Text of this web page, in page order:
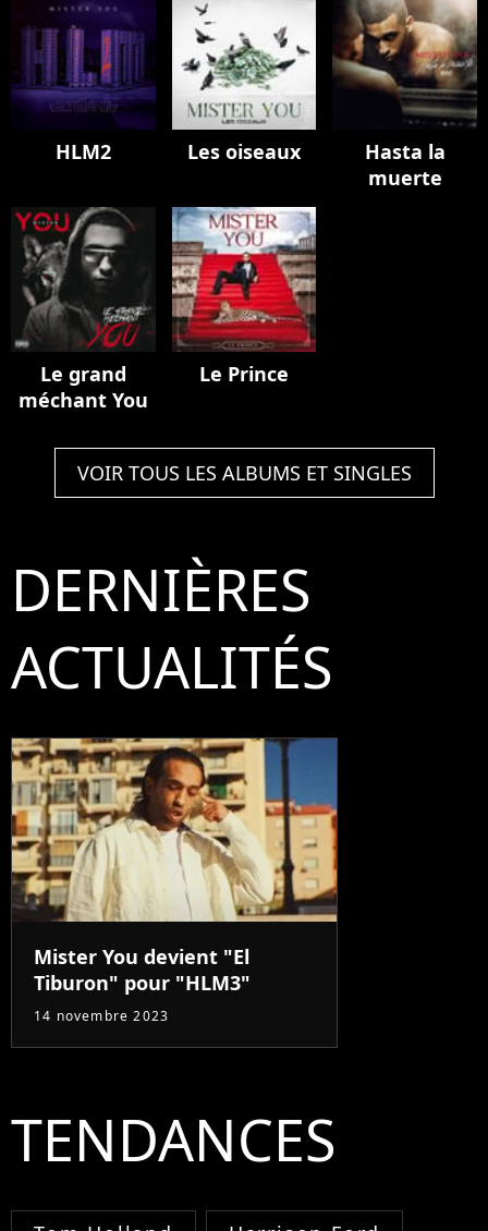
HLM2 Les oiseaux
Hasta la
muerte
Le grand
méchant You
Le Prince
VOIR TOUS LES ALBUMS ET SINGLES
DERNIÈRES
ACTUALITÉS
Mister You devient "El
Tiburon" pour "HLM3"
14 novembre 2023
TENDANCES